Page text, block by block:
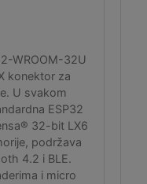
WROOM-32U
konektor za
U svakom
ESP32
32-bit LX6
podržava
4.2 i BLE.
i micro